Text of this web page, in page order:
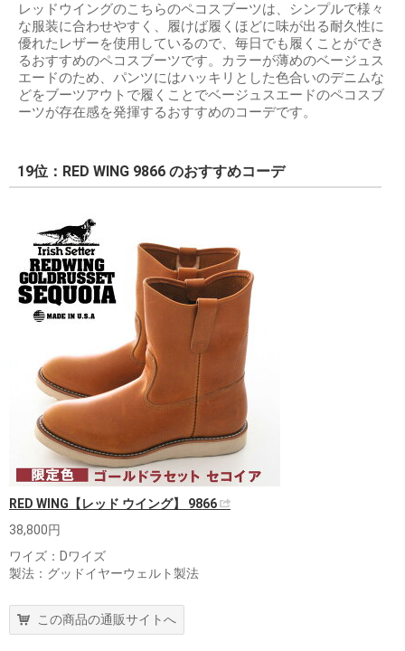
レッドウイングのこちらのペコスブーツは、シンプルで様々
な服装に合わせやすく、履けば履くほどに味が出る耐久性に
優れたレザーを使用しているので、毎日でも履くことができ
るおすすめのペコスブーツです。カラーが薄めのベージュス
エードのため、パンツにはハッキリとした色合いのデニムな
どをブーツアウトで履くことでベージュスエードのペコスブ
ーツが存在感を発揮するおすすめのコーデです。
19位：RED WING 9866 のおすすめコーデ
RED WING【レッド ウイング】 9866
38,800円
ワイズ：Dワイズ
製法：グッドイヤーウェルト製法
この商品の通販サイトへ